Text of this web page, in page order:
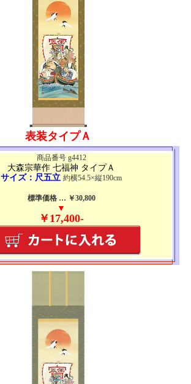
表装タイプＡ
商品番号 g4412
大森宗華作 七福神 タイプＡ
サイズ：尺五立 約横54.5×縦190cm
標準価格 … ￥30,800
▼
￥17,400-